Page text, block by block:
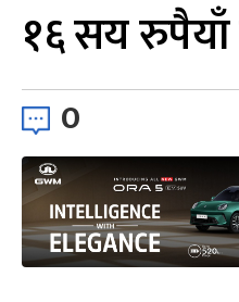
१६ सय
0